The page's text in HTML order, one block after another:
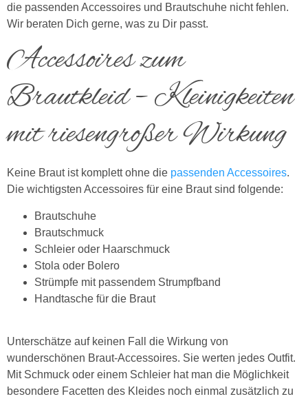
die passenden Accessoires und Brautschuhe nicht fehlen.
Wir beraten Dich gerne, was zu Dir passt.
Accessoires zum
Brautkleid – Kleinigkeiten
mit riesengroßer Wirkung
Keine Braut ist komplett ohne die passenden Accessoires.
Die wichtigsten Accessoires für eine Braut sind folgende:
Brautschuhe
Brautschmuck
Schleier oder Haarschmuck
Stola oder Bolero
Strümpfe mit passendem Strumpfband
Handtasche für die Braut
Unterschätze auf keinen Fall die Wirkung von
wunderschönen Braut-Accessoires. Sie werten jedes Outfit.
Mit Schmuck oder einem Schleier hat man die Möglichkeit
besondere Facetten des Kleides noch einmal zusätzlich zu